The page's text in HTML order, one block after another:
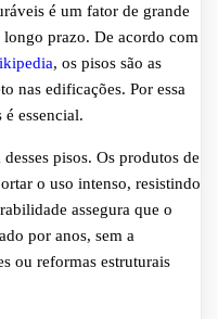
é um fator de grande
prazo. De acordo com
, os pisos são as
nas edificações. Por essa
essencial.
pisos. Os produtos de
o uso intenso, resistindo
assegura que o
por anos, sem a
ou reformas estruturais